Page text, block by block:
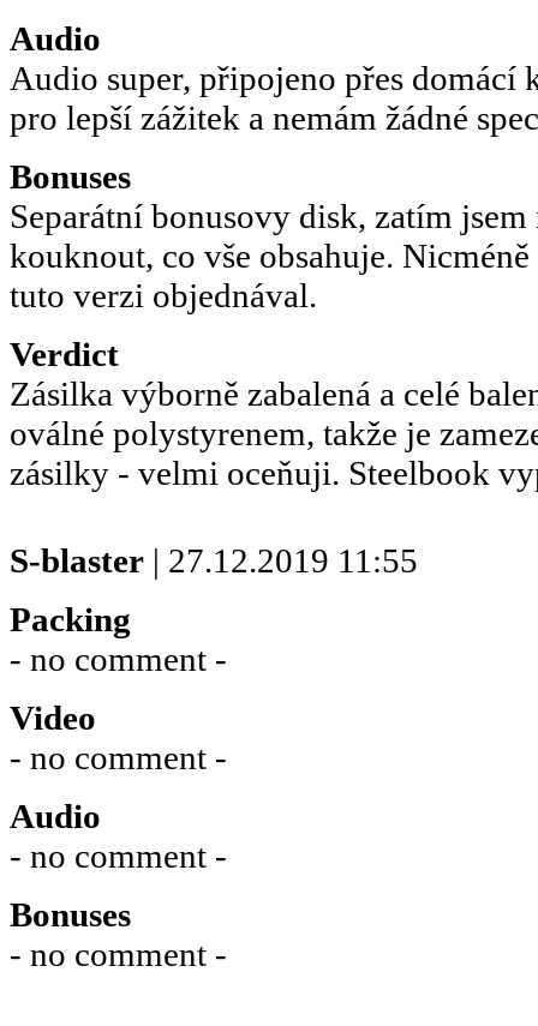
Audio
Audio super, připojeno přes domácí
pro lepší zážitek a nemám žádné
Bonuses
Separátní bonusovy disk, zatím
kouknout, co vše obsahuje.
tuto verzi objednával.
Verdict
Zásilka výborně zabalená a celé
oválné polystyrenem, takže je
zásilky - velmi oceňuji. Steelbook
S-blaster | 27.12.2019 11:55
Packing
- no comment -
Video
- no comment -
Audio
- no comment -
Bonuses
- no comment -